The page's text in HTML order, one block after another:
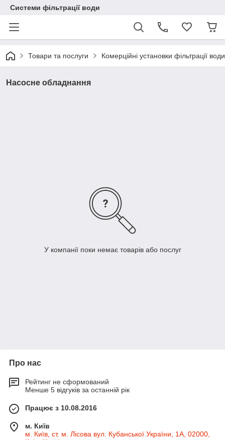
Системи фільтрації води
Товари та послуги Комерційні установки фільтрації води
Насосне обладнання
У компанії поки немає товарів або послуг
Про нас
Рейтинг не сформований
Менше 5 відгуків за останній рік
Працює з 10.08.2016
м. Київ
м. Київ, ст. м. Лісова вул. Кубанської України, 1А, 02000,